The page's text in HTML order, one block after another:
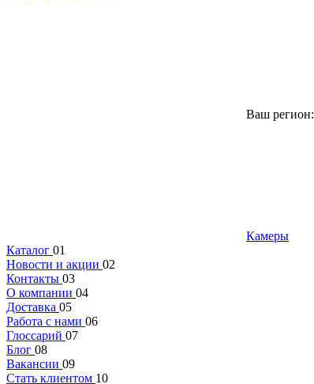
Ваш регион:
Камеры
Каталог 01
Новости и акции 02
Контакты 03
О компании 04
Доставка 05
Работа с нами 06
Глоссарий 07
Блог 08
Вакансии 09
Стать клиентом 10